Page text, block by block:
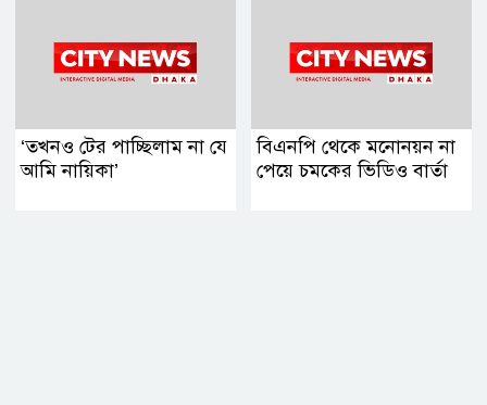
‘তখনও টের পাচ্ছিলাম না যে
আমি নায়িকা’
বিএনপি থেকে মনোনয়ন না
পেয়ে চমকের ভিডিও বার্তা